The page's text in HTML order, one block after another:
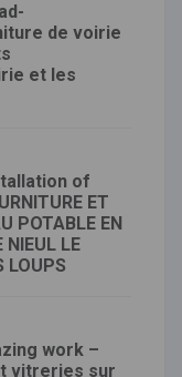
de voirie
et les
of
ET
POTABLE EN
NIEUL LE
LOUPS
work –
vitreries sur